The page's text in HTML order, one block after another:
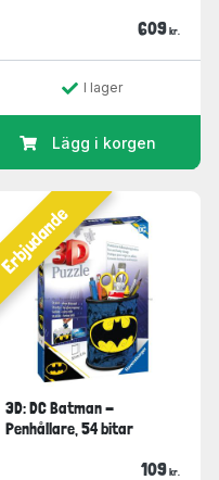
609 kr.
I lager
Lägg i korgen
3D: DC Batman -
Penhållare, 54 bitar
109 kr.